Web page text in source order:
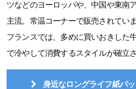
ツなどのヨーロッパや、中国や東南
主流。常温コーナーで販売されてい
フランスでは、多めに買いおきした
で冷やして消費するスタイルが確立
身近なロングライフ紙パ